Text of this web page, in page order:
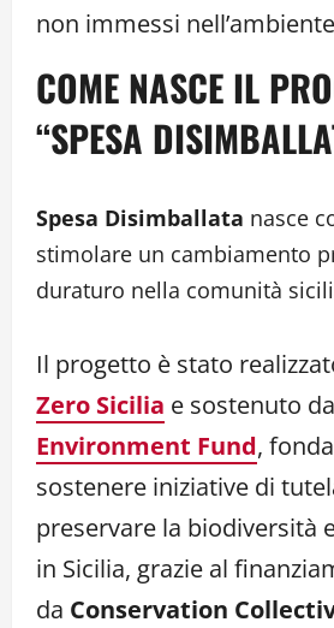
non immessi
COME NASCE IL
“SPESA
Spesa Disimballata nasce
stimolare un cambiamento
duraturo nella comunità
Il progetto è stato
Zero Sicilia e sostenuto da
Environment Fund,
sostenere iniziative di
preservare la biodiversità
in Sicilia, grazie al
da Conservation